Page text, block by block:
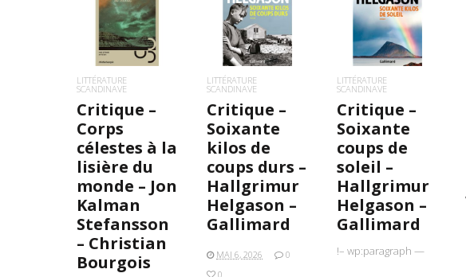
LIRE LA SUITE
LITTÉRATURE
SCANDINAVE
Critique –
Corps
célestes à la
lisière du
monde – Jon
Kalman
Stefansson
– Christian
Bourgois
LIRE LA SUITE
LITTÉRATURE
SCANDINAVE
Critique –
Soixante
kilos de
coups durs –
Hallgrimur
Helgason –
Gallimard
MAI 6, 2026
0
0
LIRE LA SUITE
LITTÉRATURE
SCANDINAVE
Critique –
Soixante
coups de
soleil –
Hallgrimur
Helgason –
Gallimard
!– wp:paragraph —